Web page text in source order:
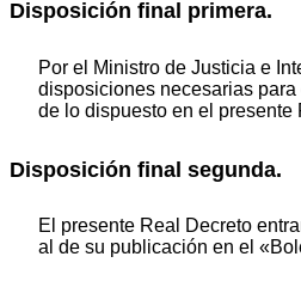
Disposición final primera.
Por el Ministro de Justicia e
disposiciones necesarias
de lo dispuesto en el presente
Disposición final segunda.
El presente Real Decreto
al de su publicación en el